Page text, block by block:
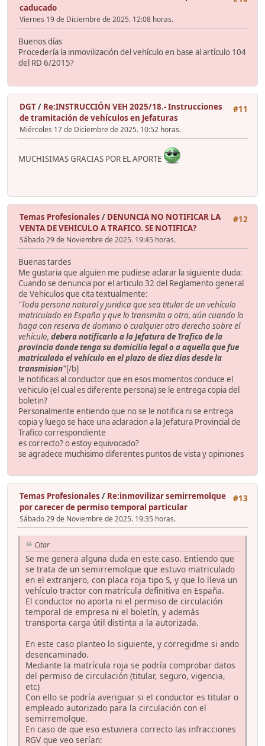
caducado
Viernes 19 de Diciembre de 2025. 12:08 horas.
Buenos días
Procedería la inmovilización del vehículo en base al artículo 104
del RD 6/2015?
#11
DGT/ Re:INSTRUCCIÓN VEH 2025/18.- Instrucciones
de tramitación de vehículos en Jefaturas
Miércoles 17 de Diciembre de 2025. 10:52 horas.
MUCHISIMAS GRACIAS POR EL APORTE
#12
Temas Profesionales / DENUNCIA NO NOTIFICAR LA
VENTA DE VEHICULO A TRAFICO. SE NOTIFICA?
Sábado 29 de Noviembre de 2025. 19:45 horas.
Buenas tardes
Me gustaria que alguien me pudiese aclarar la siguiente duda:
Cuando se denuncia por el articulo 32 del Reglamento general
de Vehiculos que cita textualmente:
"Toda persona natural y juridica que sea titular de un vehículo
matriculado en España y que lo transmita a otra, aún cuando lo
haga con reserva de dominio o cualquier otro derecho sobre el
vehículo, debera notificarlo a la Jefatura de Trafico de la
provincia donde tenga su domicilio legal o a aquella que fue
matriculado el vehículo en el plazo dediez diasdesde la
transmision"[/b]
le notificais al conductor que en esos momentos conduce el
vehiculo (el cual es diferente persona) se le entrega copia del
boletin?
Personalmente entiendo que no se le notifica ni se entrega
copia y luego se hace una aclaracion a la Jefatura Provincial de
Trafico correspondiente
es correcto? o estoy equivocado?
se agradece muchisimo diferentes puntos de vista y opiniones
#13
Temas Profesionales / Re:inmovilizar semirremolque
por carecer de permiso temporal particular
Sábado 29 de Noviembre de 2025. 19:35 horas.
Citar
Se me genera alguna duda en este caso. Entiendo que
se trata de un semirremolque que estuvo matriculado
en el extranjero, con placa roja tipo S, y que lo lleva un
vehículo tractor con matrícula definitiva en España.
El conductor no aporta ni el permiso de circulación
temporal de empresa ni el boletín, y además
transporta carga útil distinta a la autorizada.
En este caso planteo lo siguiente, y corregidme si ando
desencaminado.
Mediante la matrícula roja se podría comprobar datos
del permiso de circulación (titular, seguro, vigencia,
etc)
Con ello se podría averiguar si el conductor es titular o
empleado autorizado para la circulación con el
semirremolque.
En caso de que eso estuviera correcto las infracciones
RGV que veo serían: